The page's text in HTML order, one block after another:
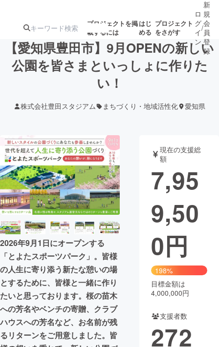
プロジェクトを掲
載するには
はじ
める
プロジェクト
をさがす
注目の新着プロ
テクノロジー・ガジェット
映像・映画 書籍・雑誌
ビジネス・起業 チャレンジ
まちづくり・地域活性化
CAMPFIRE for Social Good
CAMPFIRE Creation
CAMPFIREふるさと納税machi-ya コミュニティ
ロ
グ
イ
ン
/
新
規
会
員
登
録
【愛知県豊田市】9月OPENの新しい
公園を皆さまといっしょに作りた
い！
株式会社豊田スタジアム まちづくり・地域活性化 愛知県
2026年9月1日にオープンする
「とよたスポーツパーク」。皆様
の人生に寄り添う新たな憩いの場
とするために、皆様と一緒に作り
たいと思っております。桜の苗木
への芳名やベンチの寄贈、クラブ
ハウスへの芳名など、お名前が残
るリターンをご用意しました。皆
現在の支援総
額
7,95
9,50
0円
198%
目標金額は
4,000,000円
支援者数
272